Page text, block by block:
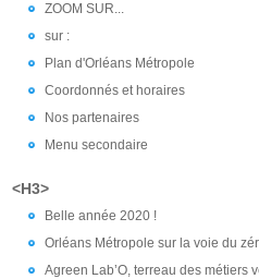
ZOOM SUR...
sur :
Plan d'Orléans Métropole
Coordonnés et horaires
Nos partenaires
Menu secondaire
<H3>
Belle année 2020 !
Orléans Métropole sur la voie du
Agreen Lab’O, terreau des métiers